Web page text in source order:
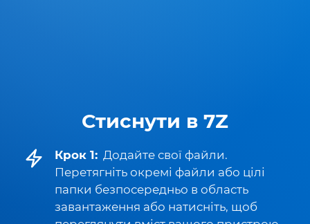
Стиснути в 7Z
Крок 1: Додайте свої файли.
Перетягніть окремі файли або цілі
папки безпосередньо в область
завантаження або натисніть, щоб